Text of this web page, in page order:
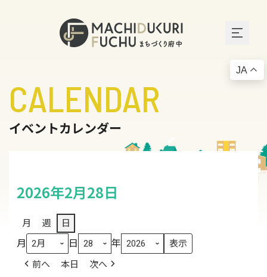
CALENDAR
イベントカレンダー
2026年2月28日
月 週 日
月 日 年
前へ 本日 次へ
JA